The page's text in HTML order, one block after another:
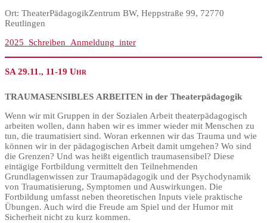
Ort: TheaterPädagogikZentrum BW, Heppstraße 99, 72770
Reutlingen
2025_Schreiben_Anmeldung_inter
SA 29.11., 11-19 Uhr
TRAUMASENSIBLES ARBEITEN in der Theaterpädagogik
Wenn wir mit Gruppen in der Sozialen Arbeit theaterpädagogisch
arbeiten wollen, dann haben wir es immer wieder mit Menschen zu
tun, die traumatisiert sind. Woran erkennen wir das Trauma und wie
können wir in der pädagogischen Arbeit damit umgehen? Wo sind
die Grenzen? Und was heißt eigentlich traumasensibel? Diese
eintägige Fortbildung vermittelt den Teilnehmenden
Grundlagenwissen zur Traumapädagogik und der Psychodynamik
von Traumatisierung, Symptomen und Auswirkungen. Die
Fortbildung umfasst neben theoretischen Inputs viele praktische
Übungen. Auch wird die Freude am Spiel und der Humor mit
Sicherheit nicht zu kurz kommen.